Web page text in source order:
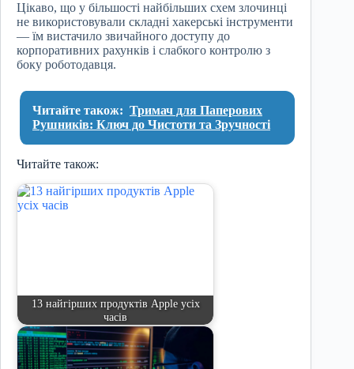
Цікаво, що у більшості найбільших схем злочинці
не використовували складні хакерські інструменти
— їм вистачило звичайного доступу до
корпоративних рахунків і слабкого контролю з
боку роботодавця.
Читайте також: Тримач для Паперових
Рушників: Ключ до Чистоти та Зручності
Читайте також:
13 найгірших продуктів Apple усіх
часів